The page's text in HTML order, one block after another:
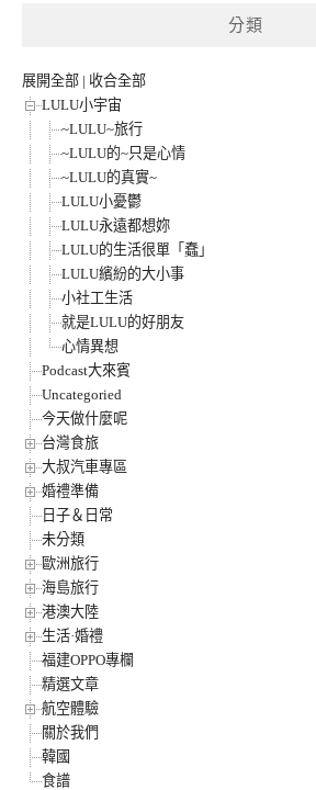
分類
展開全部 | 收合全部
LULU小宇宙
~LULU~旅行
~LULU的~只是心情
~LULU的真實~
LULU小憂鬱
LULU永遠都想妳
LULU的生活很單「蠢」
LULU繽紛的大小事
小社工生活
就是LULU的好朋友
心情異想
Podcast大來賓
Uncategoried
今天做什麼呢
台灣食旅
大叔汽車專區
婚禮準備
日子＆日常
未分類
歐洲旅行
海島旅行
港澳大陸
生活·婚禮
福建OPPO專欄
精選文章
航空體驗
關於我們
韓國
食譜